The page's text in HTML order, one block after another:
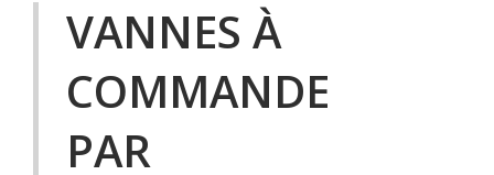
VANNES À
COMMANDE
PAR